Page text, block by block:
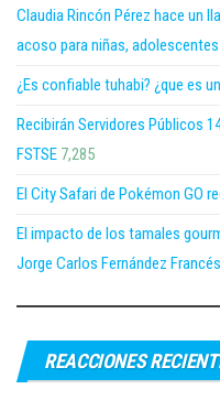
Claudia Rincón Pérez hace un
acoso para niñas,
¿Es confiable tuhabi? ¿que es
Recibirán Servidores Públicos
FSTSE 7,285
El City Safari de Pokémon GO
El impacto de los tamales
Jorge Carlos Fernández Francés
REACCIONES